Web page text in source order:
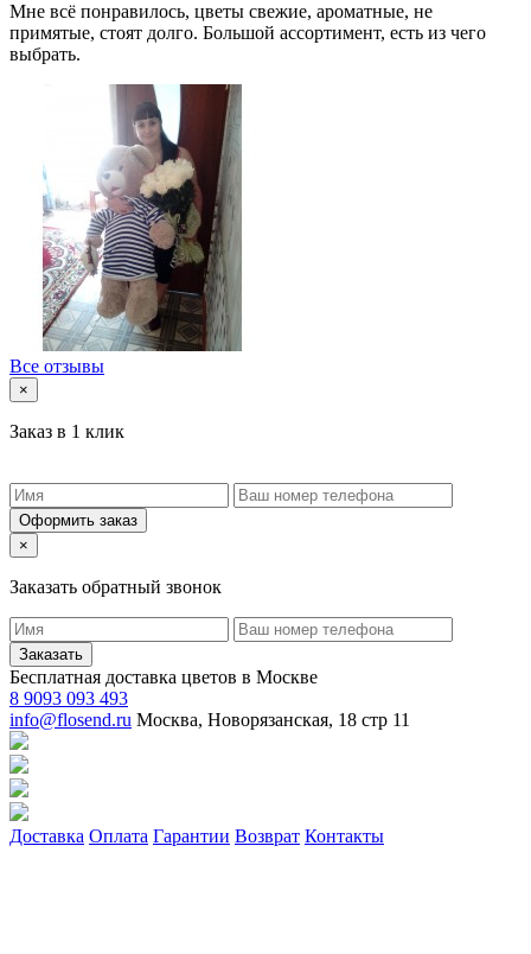
Мне всё понравилось, цветы свежие, ароматные, не
примятые, стоят долго. Большой ассортимент, есть из чего
выбрать.
Все отзывы
×
Заказ в 1 клик
Оформить заказ
×
Заказать обратный звонок
Заказать
Бесплатная доставка цветов в Москве
8 9093 093 493
info@flosend.ru Москва, Новорязанская, 18 стр 11
Доставка Оплата Гарантии Возврат Контакты